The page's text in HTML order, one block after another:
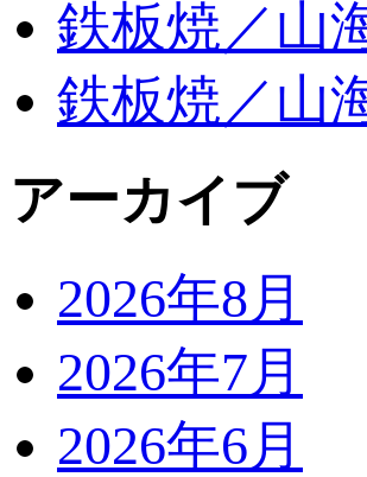
鉄板焼／山
鉄板焼／山
アーカイブ
2026年8月
2026年7月
2026年6月